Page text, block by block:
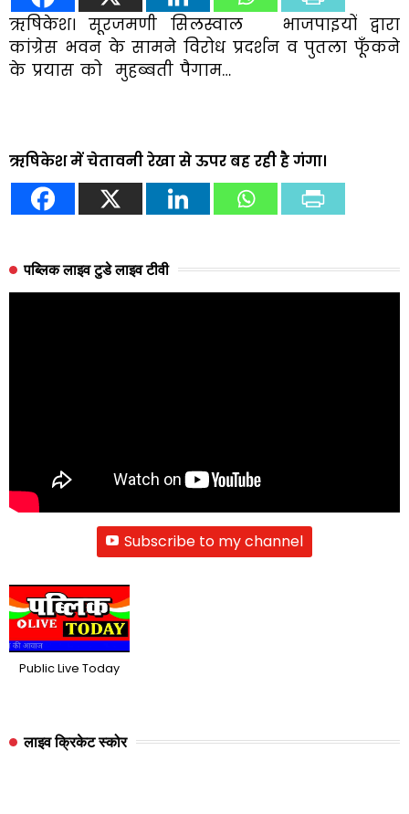
ऋषिकेश। सूरजमणी सिलस्वाल भाजपाइयों द्वारा
कांग्रेस भवन के सामने विरोध प्रदर्शन व पुतला फूँकने
के प्रयास को मुहब्बती पैगाम…
ऋषिकेश में चेतावनी रेखा से ऊपर बह रही है गंगा।
पब्लिक लाइव टुडे लाइव टीवी
Subscribe to my channel
Public Live Today
लाइव क्रिकेट स्कोर